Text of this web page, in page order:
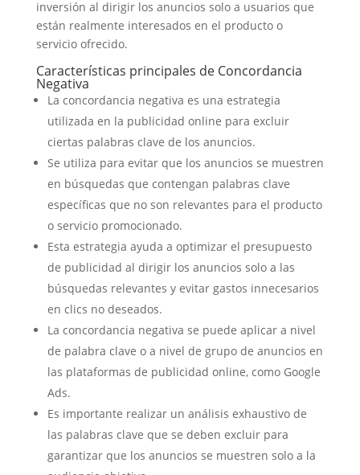
inversión al dirigir los anuncios solo a usuarios que
están realmente interesados en el producto o
servicio ofrecido.
Características principales de Concordancia
Negativa
La concordancia negativa es una estrategia
utilizada en la publicidad online para excluir
ciertas palabras clave de los anuncios.
Se utiliza para evitar que los anuncios se muestren
en búsquedas que contengan palabras clave
específicas que no son relevantes para el producto
o servicio promocionado.
Esta estrategia ayuda a optimizar el presupuesto
de publicidad al dirigir los anuncios solo a las
búsquedas relevantes y evitar gastos innecesarios
en clics no deseados.
La concordancia negativa se puede aplicar a nivel
de palabra clave o a nivel de grupo de anuncios en
las plataformas de publicidad online, como Google
Ads.
Es importante realizar un análisis exhaustivo de
las palabras clave que se deben excluir para
garantizar que los anuncios se muestren solo a la